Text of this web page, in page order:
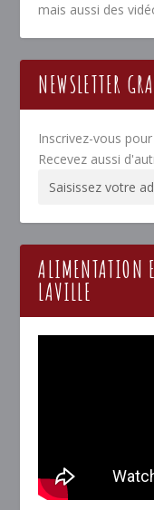
mais aussi des
NEWSLETTER
Inscrivez-vous
Recevez aussi
ALIMENTATION
LAVILLE